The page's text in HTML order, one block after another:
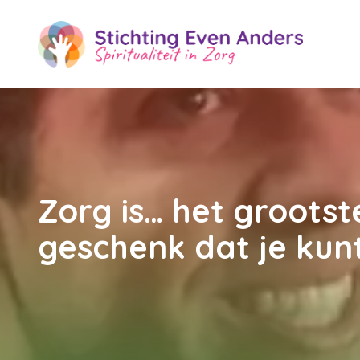
Zorg is… het
geschenk dat je